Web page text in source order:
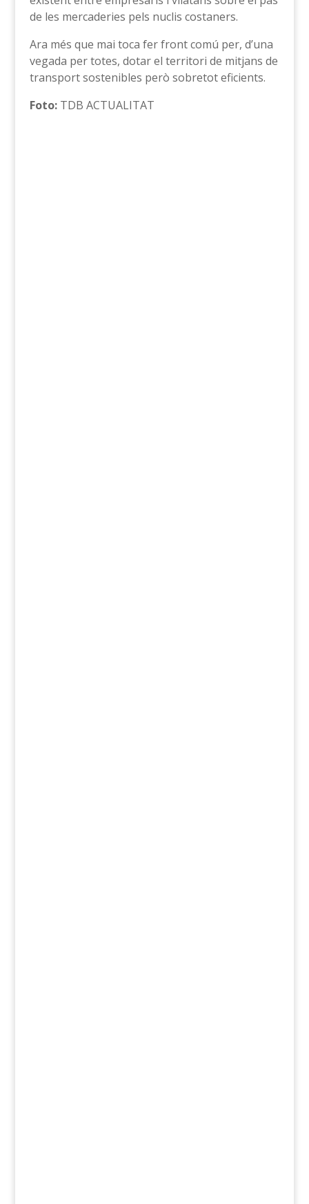
de les mercaderies pels nuclis costaners.
Ara més que mai toca fer front comú per, d’una
vegada per totes, dotar el territori de mitjans de
transport sostenibles però sobretot eficients.
Foto:TDB ACTUALITAT